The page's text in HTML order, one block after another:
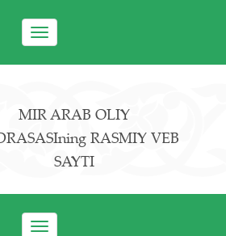
Toggle
navigation
MIR ARAB OLIY
RASMIY VEB
SAYTI
Toggle